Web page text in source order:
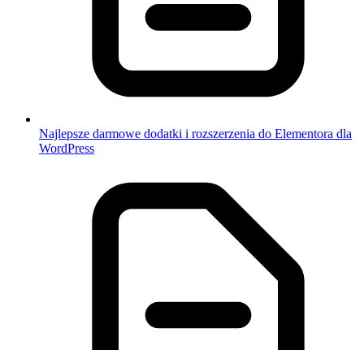
Najlepsze darmowe dodatki i rozszerzenia do Elementora dla
WordPress